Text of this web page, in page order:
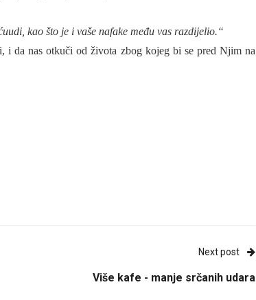
kao što je i vaše nafake među vas razdijelio.“
da nas otkuči od života zbog kojeg bi se pred Njim na
Next post
Više kafe - manje srčanih udara